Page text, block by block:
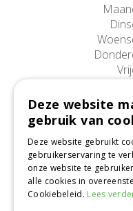
Afwijkende
Jac.
Deze website
gebruik van
Deze website gebruikt
gebruikerservaring te
onze website te
alle cookies in
Cookiebeleid. Lees